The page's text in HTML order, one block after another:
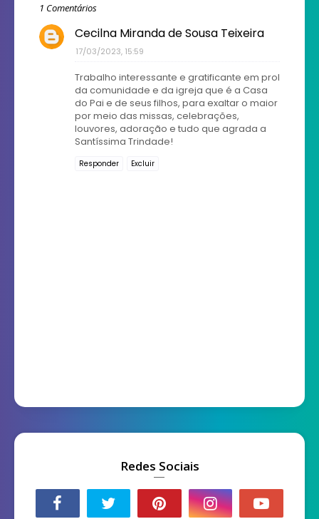
1 Comentários
Cecilna Miranda de Sousa Teixeira
17/03/2023, 15:59
Trabalho interessante e gratificante em prol
da comunidade e da igreja que é a Casa
do Pai e de seus filhos, para exaltar o maior
por meio das missas, celebrações,
louvores, adoração e tudo que agrada a
Santíssima Trindade!
Responder Excluir
Redes Sociais